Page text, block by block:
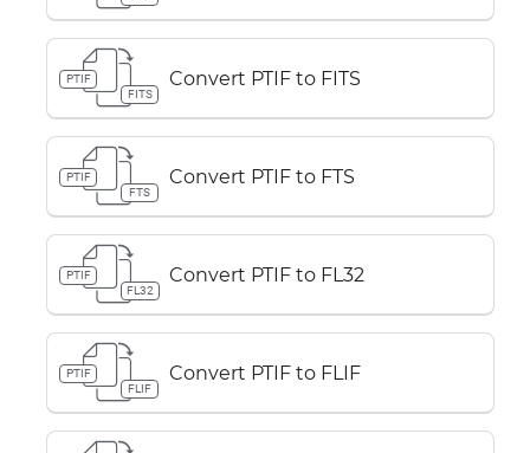
PTIF
FITS
Convert PTIF to FITS
PTIF
FTS
Convert PTIF to FTS
PTIF
FL32
Convert PTIF to FL32
PTIF
FLIF
Convert PTIF to FLIF